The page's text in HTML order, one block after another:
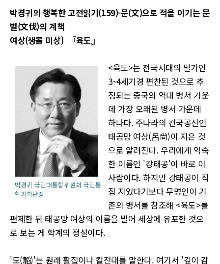
박경귀의 행복한 고전읽기(159)-문(文)으로 적을 이기는 문
벌(文伐)의 계책
여상(생몰 미상) 『육도』
박경귀 국민대통합위원회 국민통
합기획단장
<육도>는 전국시대의 말기인
3~4세기경 편찬된 것으로 추
정되는 중국의 역대 병서 가운
데 가장 오래된 병서 가운데
하나다. 주나라의 건국공신인
태공망 여상(呂尙)이 지은 것
으로 알려진다. 우리에게 익숙
한 이름인 '강태공'이 바로 이
사람이다. 하지만 강태공이 직
접 지었다기보다 무명인이 기
존의 병서를 참조해 <육도>를
편제한 뒤 태공망 여상의 이름을 빌어 세상에 유포한 것으
로 보는 게 학계의 정설이다.
'도(韜)'는 원래 활집이나 칼전대를 말한다. 여기서 '깊이 감